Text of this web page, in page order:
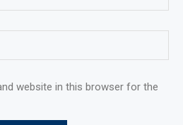
website in this browser for the